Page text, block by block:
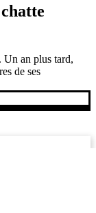
Un an plus tard,
de ses